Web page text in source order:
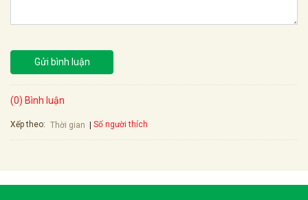
Gửi bình luận
(0) Bình luận
Xếp theo: Thời gian Số người thích